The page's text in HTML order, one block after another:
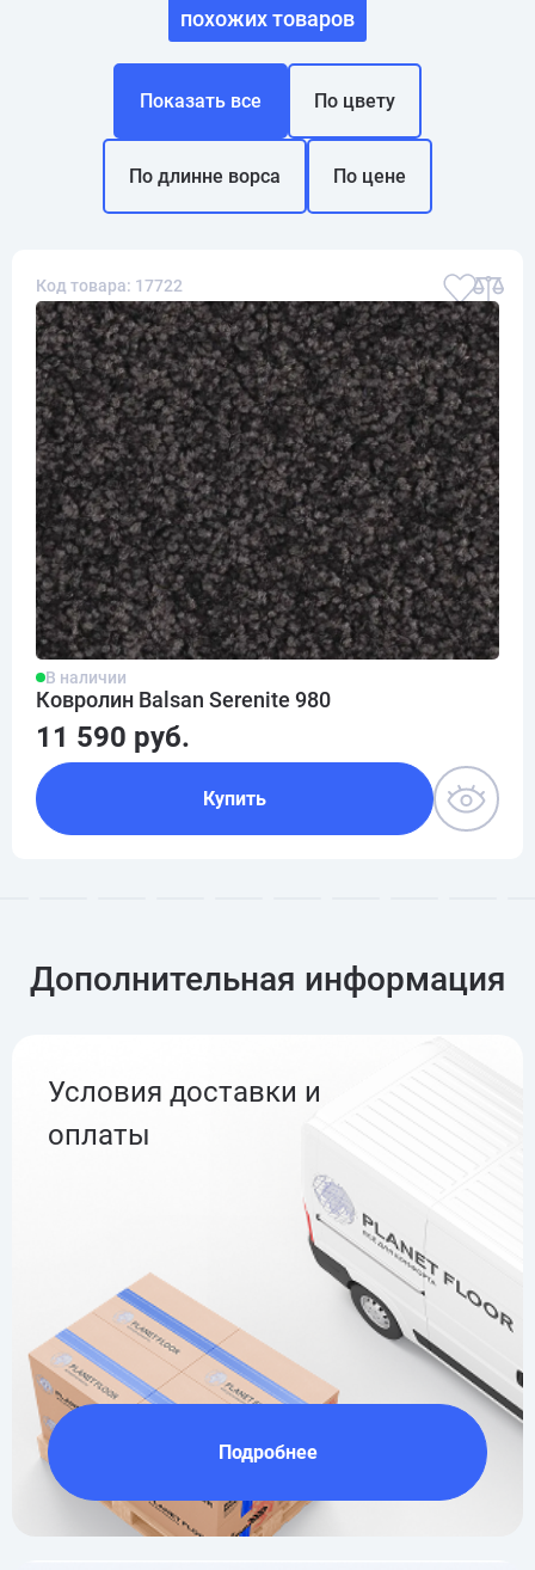
похожих товаров
Показать все По цвету
По длинне ворса По цене
Код товара: 17722
В наличии
Ковролин Balsan Serenite 980
11 590 руб.
Купить
Дополнительная информация
Условия доставки и
оплаты
Подробнее